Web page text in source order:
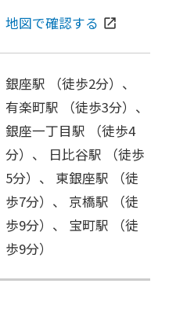
地図で確認する open_in_new
銀座駅
（徒歩2分）、
有楽町駅
（徒歩3分）、
銀座一丁目駅
（徒歩4
分）、
日比谷駅
（徒歩
5分）、 東銀座駅
（徒
歩7分）、 京橋駅
（徒
歩9分）、 宝町駅
（徒
歩9分）